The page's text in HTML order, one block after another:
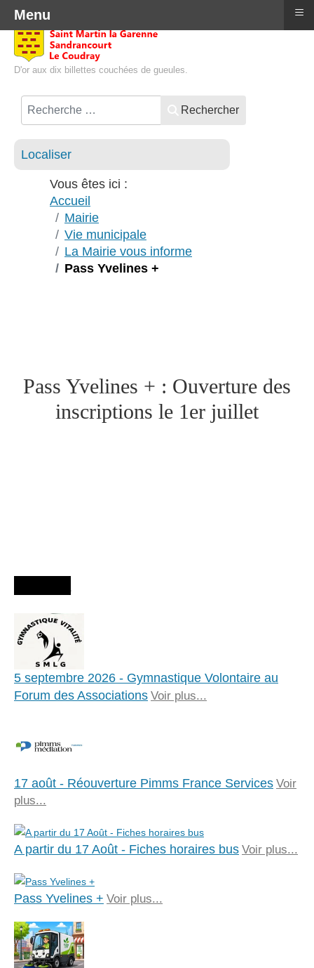
D'or aux dix billettes couchées de gueules.
Rechercher
Localiser
Vous êtes ici :
Accueil
Mairie
Vie municipale
La Mairie vous informe
Pass Yvelines +
Pass Yvelines + : Ouverture des
inscriptions le 1er juillet
5 septembre 2026 - Gymnastique Volontaire au
Forum des Associations Voir plus...
17 août - Réouverture Pimms France Services Voir
plus...
A partir du 17 Août - Fiches horaires bus Voir plus...
Pass Yvelines + Voir plus...
Menu ≡